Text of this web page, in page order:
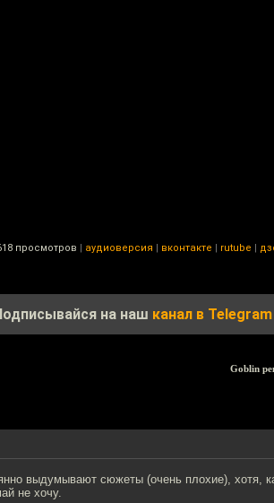
просмотров | аудиоверсия | вконтакте | rutube |
на наш канал в Telegram
Goblin
выдумывают сюжеты (очень плохие), хотя,
не хочу.